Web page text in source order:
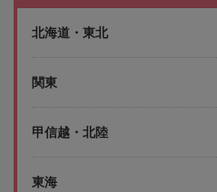
北海道・東北
関東
甲信越・北陸
東海